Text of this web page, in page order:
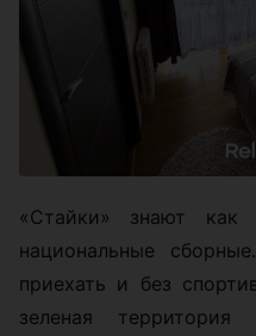
«Стайки» знают как
национальные
приехать и без
зеленая